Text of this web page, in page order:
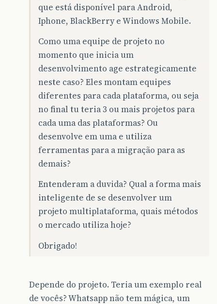
que está disponível para Android,
Iphone, BlackBerry e Windows Mobile.
Como uma equipe de projeto no
momento que inicia um
desenvolvimento age estrategicamente
neste caso? Eles montam equipes
diferentes para cada plataforma, ou seja
no final tu teria 3 ou mais projetos para
cada uma das plataformas? Ou
desenvolve em uma e utiliza
ferramentas para a migração para as
demais?
Entenderam a duvida? Qual a forma mais
inteligente de se desenvolver um
projeto multiplataforma, quais métodos
o mercado utiliza hoje?
Obrigado!
Depende do projeto. Teria um exemplo real
de vocês? Whatsapp não tem mágica, um